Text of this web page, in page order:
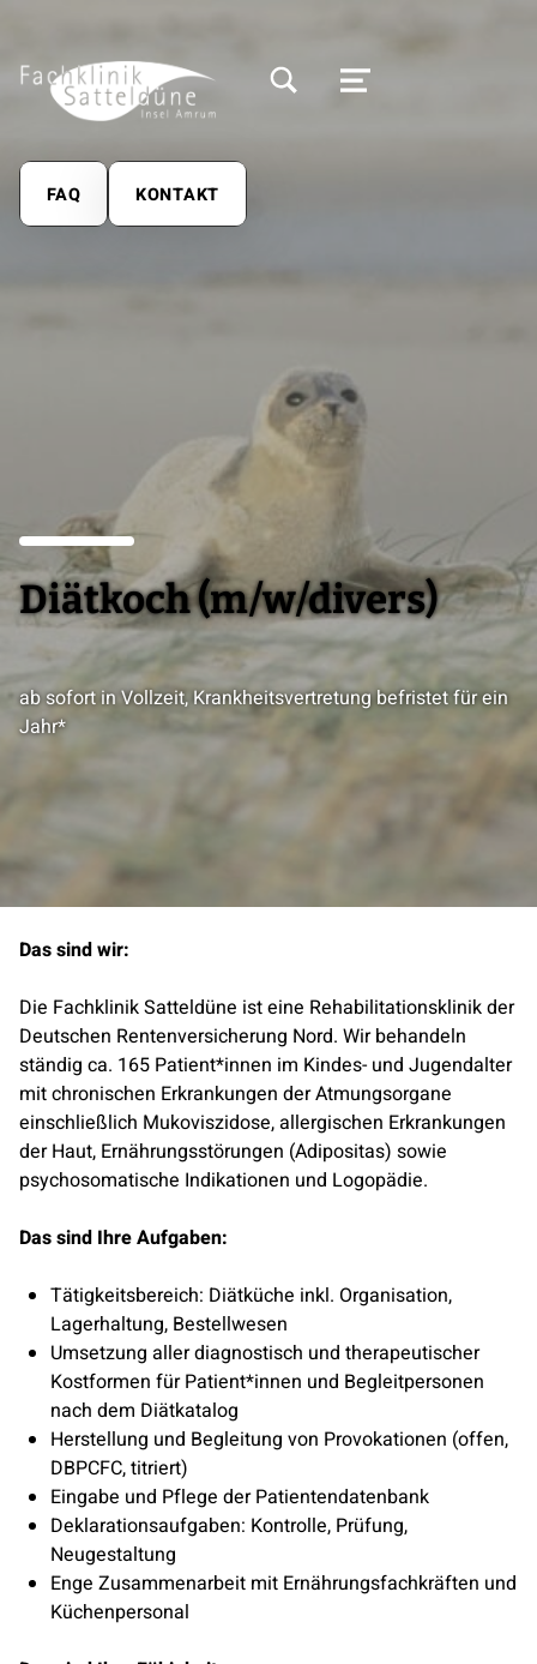
MODALES SUCHFELD UMSCHALTEN
MENÜ
FAQ KONTAKT
Diätkoch (m/w/divers)
ab sofort in Vollzeit, Krankheitsvertretung befristet für ein
Jahr*
Das sind wir:
Die Fachklinik Satteldüne ist eine Rehabilitationsklinik der
Deutschen Rentenversicherung Nord. Wir behandeln
ständig ca. 165 Patient*innen im Kindes- und Jugendalter
mit chronischen Erkrankungen der Atmungsorgane
einschließlich Mukoviszidose, allergischen Erkrankungen
der Haut, Ernährungsstörungen (Adipositas) sowie
psychosomatische Indikationen und Logopädie.
Das sind Ihre Aufgaben:
Tätigkeitsbereich: Diätküche inkl. Organisation,
Lagerhaltung, Bestellwesen
Umsetzung aller diagnostisch und therapeutischer
Kostformen für Patient*innen und Begleitpersonen
nach dem Diätkatalog
Herstellung und Begleitung von Provokationen (offen,
DBPCFC, titriert)
Eingabe und Pflege der Patientendatenbank
Deklarationsaufgaben: Kontrolle, Prüfung,
Neugestaltung
Enge Zusammenarbeit mit Ernährungsfachkräften und
Küchenpersonal